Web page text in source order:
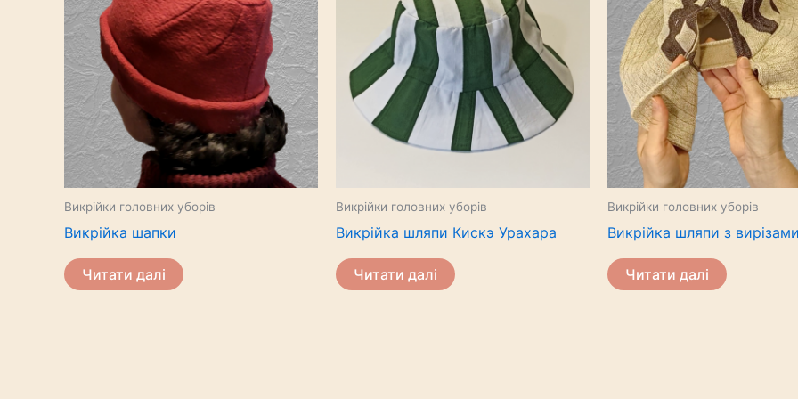
Викрійки головних уборів
Викрійка шапки
Читати далі
Викрійки головних уборів
Викрійка шляпи Кискэ Урахара
Читати далі
Викрійки головних уборів
Викрійка шляпи з
Читати далі